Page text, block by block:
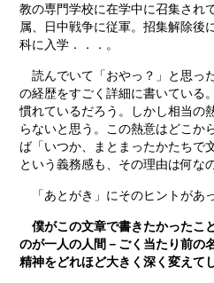
教の専門学校に在学中に召集され
属、日中戦争に従軍。招集解除後
科に入学．．．。
読んでいて「おやっ？」と思っ
の経歴をすごく詳細に書いている
慣れているだろう。しかし相当の
らないと思う。この熱意はどこか
ば「いつか、まとまったかたちで
という義務感も、その理由は何な
「あとがき」にそのヒントがあ
僕がこの文章で書きたかったこ
のが一人の人間－ごく当たり前の
精神をどれほど大きく深く変えて